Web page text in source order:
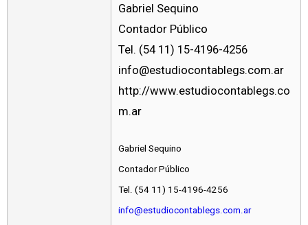
Gabriel Sequino
Contador Público
Tel. (54 11) 15-4196-4256
info@estudiocontablegs.com.ar
http://www.estudiocontablegs.co
m.ar
Gabriel Sequino
Contador Público
Tel. (54 11) 15-4196-4256
info@estudiocontablegs.com.ar